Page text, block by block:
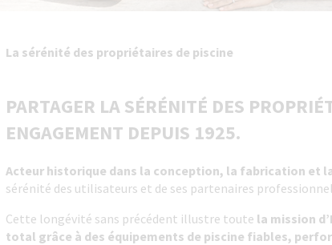
La sérénité des propriétaires de piscine
PARTAGER LA SÉRÉNITÉ DES
ENGAGEMENT DEPUIS 1925.
Acteur historique dans la conception, la fabrication et
sérénité des utilisateurs et de ses partenaires
Cette longévité sans précédent illustre toute la mission
total grâce à des équipements de piscine fiables,